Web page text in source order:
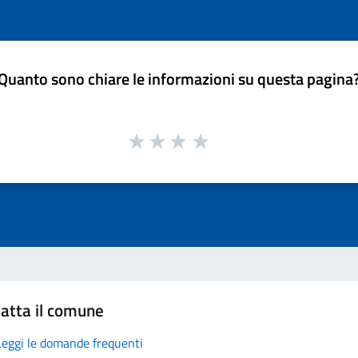
sono chiare le informazioni su questa
il comune
le domande frequenti